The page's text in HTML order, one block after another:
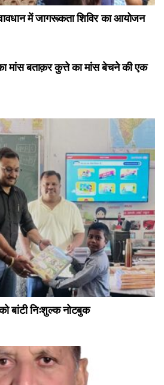
में जागरूकता शिविर का आयोजन
मांस बताक़र कुत्ते का मांस बेचने की एक
बांटी निःशुल्क नोटबुक